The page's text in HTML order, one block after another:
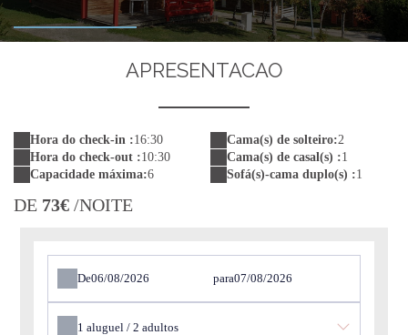
APRESENTACAO
Hora do check-in :16:30
Hora do check-out :10:30
Capacidade máxima:6
Cama(s) de solteiro:2
Cama(s) de casal(s) :1
Sofá(s)-cama duplo(s) :1
DE 73€ /NOITE
De para
1aluguel /2adultos